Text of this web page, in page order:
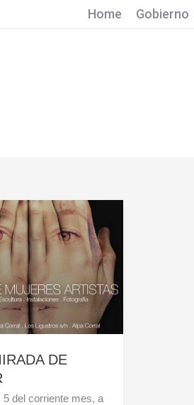
Home Gobierno
DE
5 del corriente mes, a